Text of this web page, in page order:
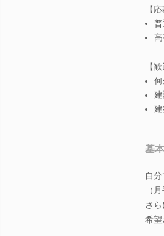
【
普
【
基
自
（
さ
希望